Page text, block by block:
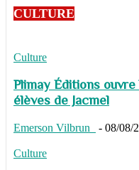
CULTURE
Culture
Plimay Éditions
élèves de Jacmel
Emerson Vilbrun - 08/08/
Culture